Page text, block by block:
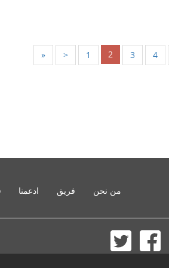
« < 1 2 3 4
من نحن فريق ادعمنا